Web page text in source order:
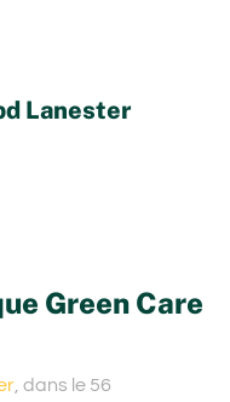
Lanester
Green Care
, dans le 56